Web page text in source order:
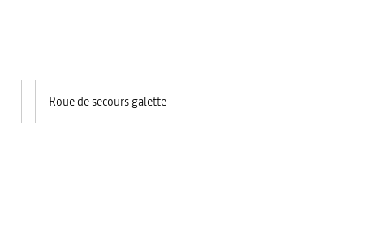
Roue de secours galette